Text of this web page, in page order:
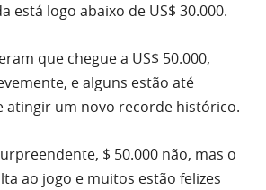
está logo abaixo de US$ 30.000.
que chegue a US$ 50.000,
e alguns estão até
atingir um novo recorde histórico.
$ 50.000 não, mas o
ao jogo e muitos estão felizes